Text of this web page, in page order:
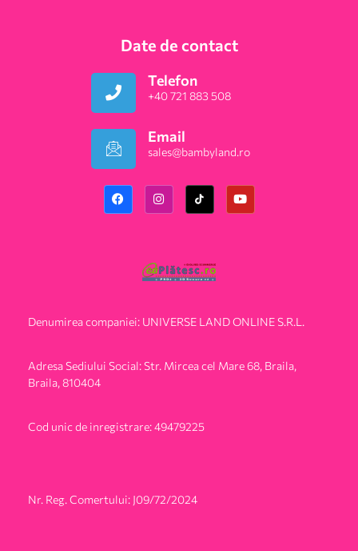
Date de contact
Telefon
+40 721 883 508
Email
sales@bambyland.ro​
Denumirea companiei: UNIVERSE LAND ONLINE S.R.L.
Adresa Sediului Social: Str. Mircea cel Mare 68, Braila,
Braila, 810404
Cod unic de inregistrare: 49479225
Nr. Reg. Comertului: J09/72/2024